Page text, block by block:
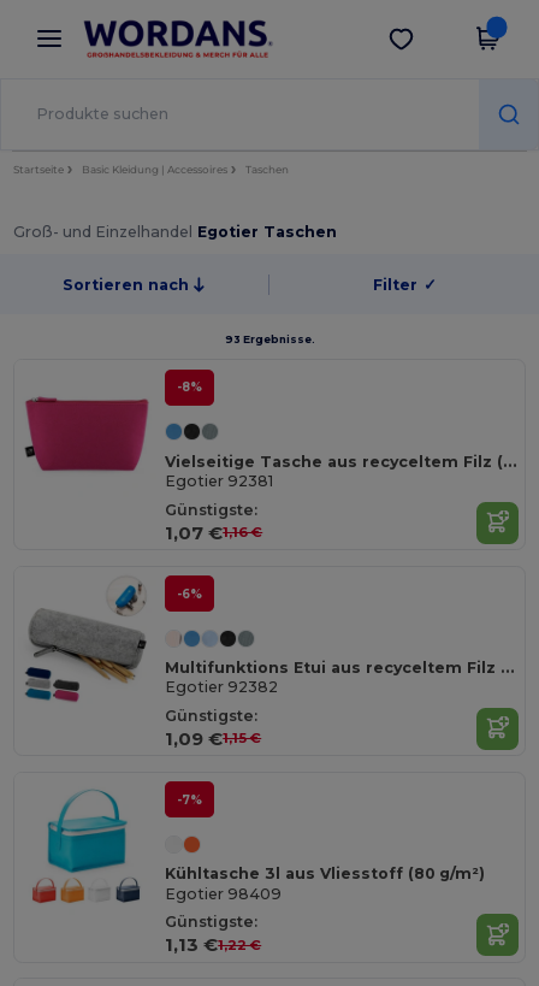
× Wordans App
Bessere Preise in der App!
App holen
Startseite Basic Kleidung | Accessoires Taschen
Groß- und Einzelhandel Egotier Taschen
Sortieren nach Filter ✓
93 Ergebnisse.
-8%
Vielseitige Tasche aus recyceltem Filz (100% rPET)
Egotier 92381
Günstigste:
1,07 €1,16 €
-6%
Multifunktions Etui aus recyceltem Filz (100% rPET)
Egotier 92382
Günstigste:
1,09 €1,15 €
-7%
Kühltasche 3l aus Vliesstoff (80 g/m²)
Egotier 98409
Günstigste:
1,13 €1,22 €